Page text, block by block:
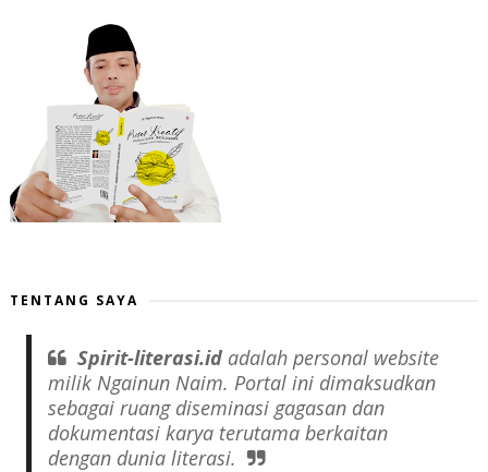
TENTANG SAYA
Spirit-literasi.idadalah personal website
milik Ngainun Naim. Portal ini dimaksudkan
sebagai ruang diseminasi gagasan dan
dokumentasi karya terutama berkaitan
dengan dunia literasi.